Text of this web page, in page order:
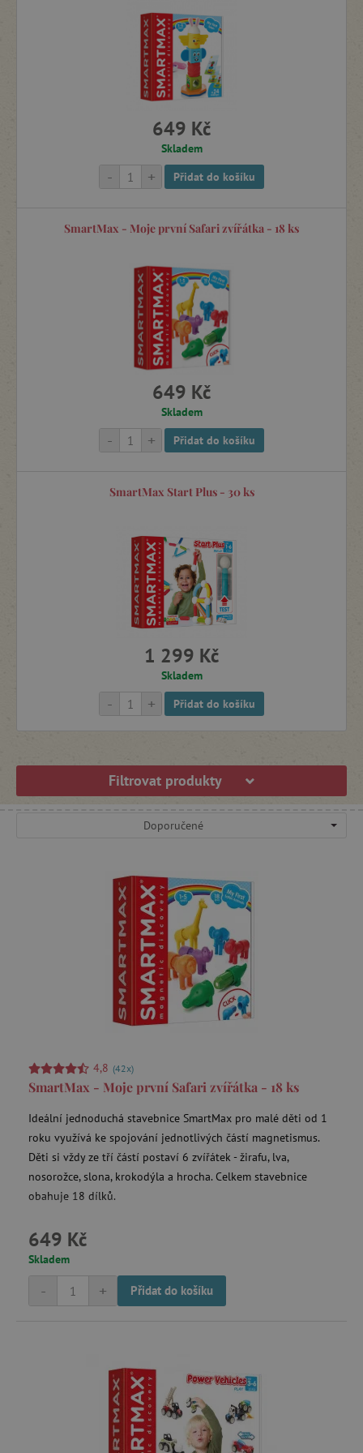
Holandsku a cenu Hračka roku 2012 v Belgii. V r. 2014 a
2015 za ni získal Agátin svět také dvě
Správná hračka
649 Kč
Skladem
+
- Přidat do košíku
SmartMax - Moje první Safari zvířátka - 18 ks
649 Kč
Skladem
+
- Přidat do košíku
SmartMax Start Plus - 30 ks
1 299 Kč
Skladem
+
- Přidat do košíku
Filtrovat produkty
Doporučené
4,8 (42x)
SmartMax - Moje první Safari zvířátka - 18 ks
Ideální jednoduchá stavebnice SmartMax pro malé děti od 1
roku využívá ke spojování jednotlivých částí magnetismus.
Děti si vždy ze tří částí postaví 6 zvířátek - žirafu, lva,
nosorožce, slona, krokodýla a hrocha. Celkem stavebnice
obahuje 18 dílků.
649 Kč
Skladem
+
- Přidat do košíku